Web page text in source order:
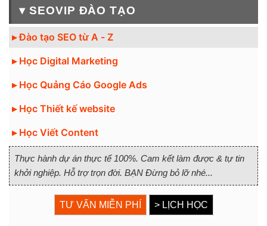
▾ SEOVIP ĐÀO TẠO
▸ Đào tạo SEO từ A - Z
▸ Học Digital Marketing
▸ Học Quảng Cáo Google Ads
▸ Học Thiết kế website
▸ Học Viết Content
Thực hành dự án thực tế 100%. Cam kết làm được & tự tin
khởi nghiệp. Hỗ trợ trọn đời. BẠN Đừng bỏ lỡ nhé...
TƯ VẤN MIỄN PHÍ > LỊCH HỌC